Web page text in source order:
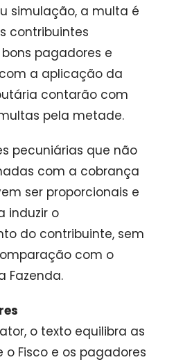
simulação, a multa é
contribuintes
pagadores e
a aplicação da
contarão com
pela metade.
pecuniárias que não
com a cobrança
ser proporcionais e
induzir o
do contribuinte, sem
com o
Fazenda.
o texto equilibra as
o Fisco e os pagadores